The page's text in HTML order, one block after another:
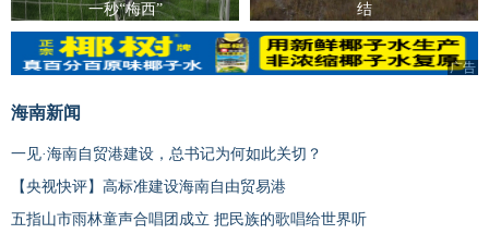
一秒“梅西”
结
广告
广告
海南新闻
一见·海南自贸港建设，总书记为何如此关切？
【央视快评】高标准建设海南自由贸易港
五指山市雨林童声合唱团成立 把民族的歌唱给世界听